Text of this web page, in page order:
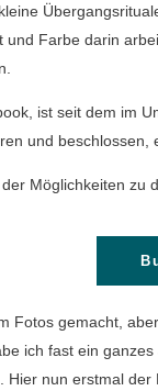
und Farbe darin
ist seit dem im
und beschlossen,
Möglichkeiten zu
Fotos gemacht,
ich fast ein
Hier nun erstmal der